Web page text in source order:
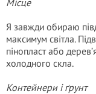
Місце
Я завжди обираю
максимум світла.
пінопласт або
холодного скла.
Контейнери і ґрунт